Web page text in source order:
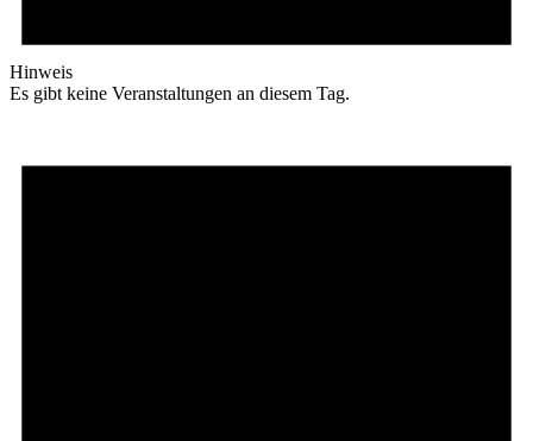
Hinweis
Es gibt keine Veranstaltungen an diesem Tag.